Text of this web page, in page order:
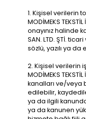
1. Kişisel verilerin
MODİMEKS
onayınız halinde
SAN. LTD. ŞTİ.
sözlü, yazılı ya
2. Kişisel verilerin
MODİMEKS
kanalları ve/veya
edilebilir,
ya da ilgili
ya da kanunen